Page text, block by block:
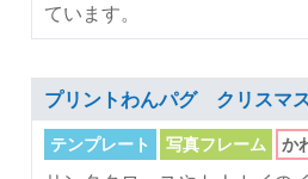
ています。
プリントわんパグ クリスマ
テンプレート 写真フレーム か